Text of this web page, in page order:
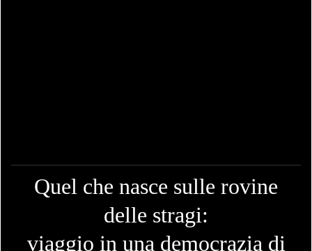
Quel che nasce sulle rovine
delle stragi:
viaggio in una democrazia di